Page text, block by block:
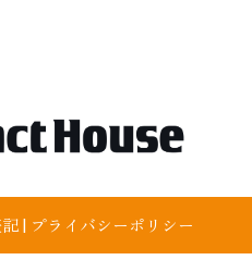
| プライバシーポリシー